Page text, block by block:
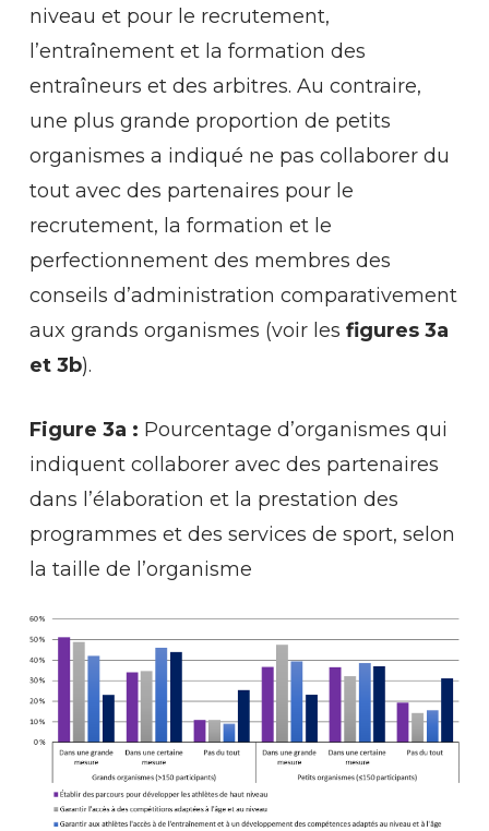
niveau et pour le recrutement,
l’entraînement et la formation des
entraîneurs et des arbitres. Au contraire,
une plus grande proportion de petits
organismes a indiqué ne pas collaborer du
tout avec des partenaires pour le
recrutement, la formation et le
perfectionnement des membres des
conseils d’administration comparativement
aux grands organismes (voir les figures 3a
et 3b).
Figure 3a : Pourcentage d’organismes qui
indiquent collaborer avec des partenaires
dans l’élaboration et la prestation des
programmes et des services de sport, selon
la taille de l’organisme